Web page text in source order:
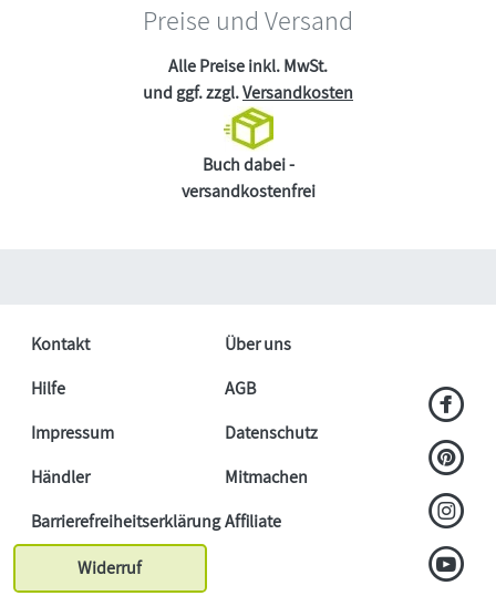
Preise und Versand
Alle Preise inkl. MwSt.
und ggf. zzgl.Versandkosten
Buch dabei -
versandkostenfrei
Kontakt
Über uns
Hilfe
AGB
Impressum
Datenschutz
Händler
Mitmachen
BarrierefreiheitserklärungAffiliate
Widerruf